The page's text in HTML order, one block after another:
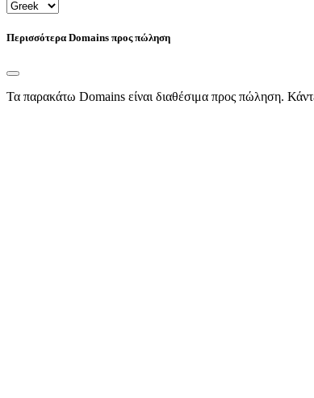
Περισσότερα Domains προς πώληση
Τα παρακάτω Domains είναι διαθέσιμα προς πώληση.